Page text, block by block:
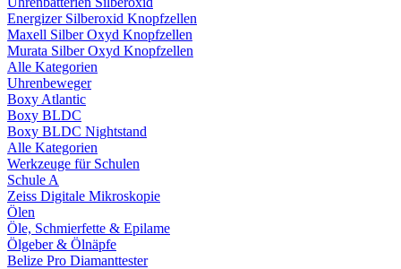
Energizer Silberoxid Knopfzellen
Maxell Silber Oxyd Knopfzellen
Murata Silber Oxyd Knopfzellen
Alle Kategorien
Uhrenbeweger
Boxy Atlantic
Boxy BLDC
Boxy BLDC Nightstand
Alle Kategorien
Werkzeuge für Schulen
Schule A
Zeiss Digitale Mikroskopie
Ölen
Öle, Schmierfette & Epilame
Ölgeber & Ölnäpfe
Belize Pro Diamanttester